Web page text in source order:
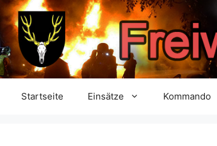
Zum
Inhalt
springen
Startseite Einsätze Kommando